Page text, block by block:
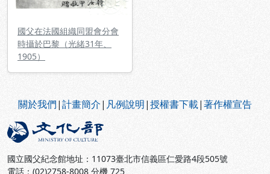
國父在法國組織同盟會分會
時攝於巴黎（光緒31年、
1905）
關於我們|計畫簡介| 凡例說明|授權書下載|著作權宣告
國立國父紀念館地址：11073臺北市信義區仁愛路4段505號
電話：(02)2758-8008 分機 725